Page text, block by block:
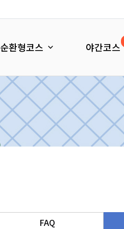
순환형코스 야간코스
FAQ